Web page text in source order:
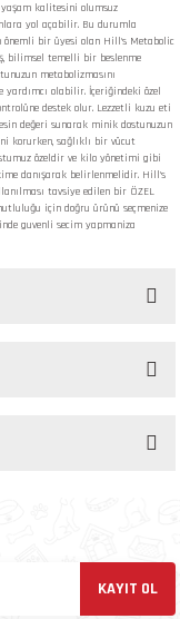
yaşam kalitesini olumsuz
yol açabilir. Bu durumla
önemli bir üyesi olan Hill's Metabolic
bilimsel temelli bir beslenme
metabolizmasını
olabilir. İçeriğindeki özel
destek olur. Lezzetli kuzu eti
değeri sunarak minik dostunuzun
korurken, sağlıklı bir vücut
özeldir ve kilo yönetimi gibi
danışarak belirlenmelidir. Hill's
tavsiye edilen bir ÖZEL
için doğru ürünü seçmenize
guvenli secim yapmaniza
iletebilirsiniz.
KAYIT OL